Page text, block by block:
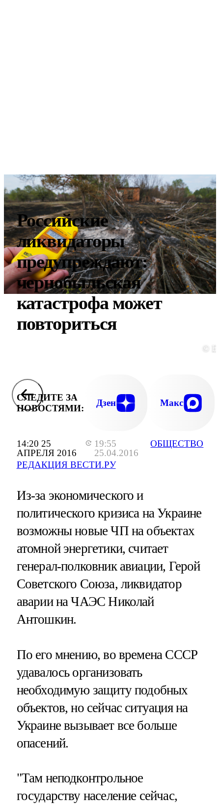
14:20 25
АПРЕЛЯ 2016
19:55
25.04.2016
РЕДАКЦИЯ ВЕСТИ.РУ
ОБЩЕСТВО
Российские
ликвидаторы
предупреждают:
чернобыльская
катастрофа может
повториться
©
СЛЕДИТЕ ЗА
НОВОСТЯМИ:
Дзен Макс
Из-за экономического и
политического кризиса на Украине
возможны новые ЧП на объектах
атомной энергетики, считает
генерал-полковник авиации, Герой
Советского Союза, ликвидатор
аварии на ЧАЭС Николай
Антошкин.
По его мнению, во времена СССР
удавалось организовать
необходимую защиту подобных
объектов, но сейчас ситуация на
Украине вызывает все больше
опасений.
"Там неподконтрольное
государству население сейчас,